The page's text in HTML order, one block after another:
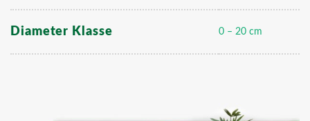
Diameter Klasse 0 – 20 cm